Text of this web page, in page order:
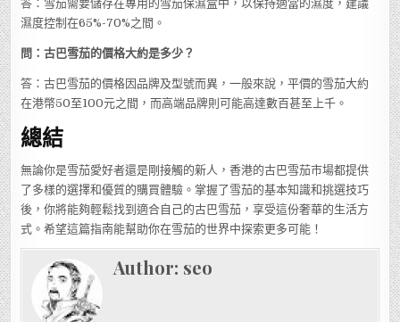
答：雪茄需要儲存在專用的雪茄保濕盒中，以保持適當的濕度，建議
濕度控制在65%-70%之間。
問：古巴雪茄的價格大約是多少？
答：古巴雪茄的價格因品牌及型號而異，一般來說，平價的雪茄大約
在港幣50至100元之間，而高端品牌則可能高達數百甚至上千。
總結
無論你是雪茄愛好者還是剛接觸的新人，香港的古巴雪茄市場都提供
了多樣的選擇和優質的購買體驗。掌握了雪茄的基本知識和挑選技巧
後，你將能夠輕鬆找到適合自己的古巴雪茄，享受這份奢華的生活方
式。希望這篇指南能幫助你在雪茄的世界中探索更多可能！
Author: seo